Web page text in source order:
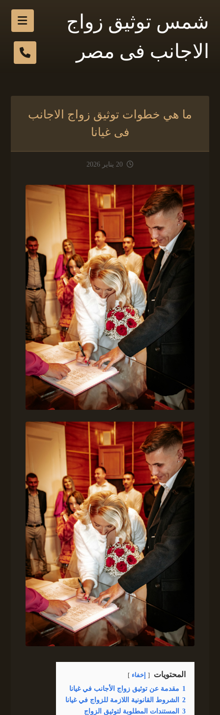
شمس توثيق زواج
الاجانب فى مصر
ما هي خطوات توثيق زواج الاجانب
فى غيانا
20 يناير 2026
المحتويات إخفاء
1 مقدمة عن توثيق زواج الأجانب في غيانا
2
الشروط القانونية اللازمة للزواج في غيانا
3
المستندات المطلوبة لتوثيق الزواج